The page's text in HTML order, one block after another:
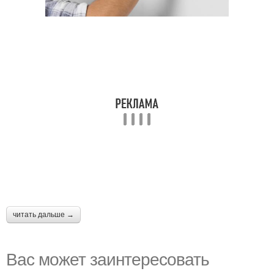
читать дальше →
Вас может заинтересовать